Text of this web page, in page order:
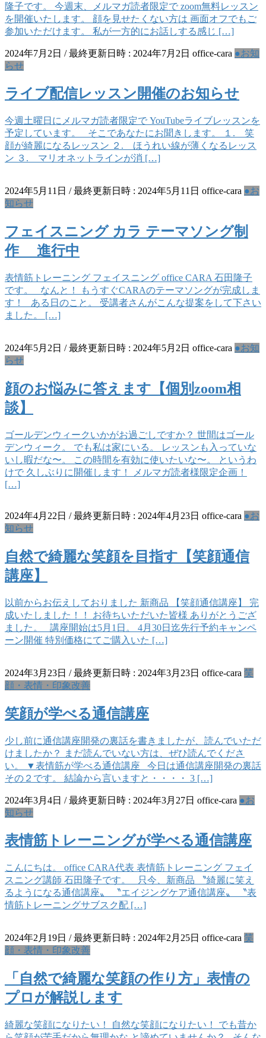
隆子です。 今週末、メルマガ読者限定で zoom無料レッスン
を開催いたします。 顔を見せたくない方は 画面オフでもご
参加いただけます。 私が一方的にお話しする感じ […]
2024年7月2日 / 最終更新日時 : 2024年7月2日 office-cara ●お知
らせ
ライブ配信レッスン開催のお知らせ
今週土曜日にメルマガ読者限定で YouTubeライブレッスンを
予定しています。 そこであなたにお聞きします。 １. 笑
顔が綺麗になるレッスン ２. ほうれい線が薄くなるレッス
ン ３. マリオネットラインが消 […]
2024年5月11日 / 最終更新日時 : 2024年5月11日 office-cara ●お
知らせ
フェイスニング カラ テーマソング制
作 進行中
表情筋トレーニング フェイスニング office CARA 石田隆子
です。 なんと！ もうすぐCARAのテーマソングが完成しま
す！ ある日のこと。 受講者さんがこんな提案をして下さい
ました。 […]
2024年5月2日 / 最終更新日時 : 2024年5月2日 office-cara ●お知
らせ
顔のお悩みに答えます【個別zoom相
談】
ゴールデンウィークいかがお過ごしですか？ 世間はゴール
デンウィーク。 でも私は家にいる。 レッスンも入っていな
いし暇だな〜。 この時間を有効に使いたいな〜。 というわ
けで 久しぶりに開催します！ メルマガ読者様限定企画！
[…]
2024年4月22日 / 最終更新日時 : 2024年4月23日 office-cara ●お
知らせ
自然で綺麗な笑顔を目指す【笑顔通信
講座】
以前からお伝えしておりました 新商品 【笑顔通信講座】 完
成いたしました！！ お待ちいただいた皆様 ありがとうござ
ました。 講座開始は5月1日。 4月30日迄先行予約キャンペ
ーン開催 特別価格にてご購入いた […]
2024年3月23日 / 最終更新日時 : 2024年3月23日 office-cara 笑
顔・表情・印象改善
笑顔が学べる通信講座
少し前に通信講座開発の裏話を書きましたが、読んでいただ
けましたか？ まだ読んでいない方は、ぜひ読んでくださ
い。 ▼表情筋が学べる通信講座 今日は通信講座開発の裏話
その２です。 結論から言いますと・・・・ 3 […]
2024年3月4日 / 最終更新日時 : 2024年3月27日 office-cara ●お
知らせ
表情筋トレーニングが学べる通信講座
こんにちは。 office CARA代表 表情筋トレーニング フェイ
スニング講師 石田隆子です。 只今、新商品 〝綺麗に笑え
るようになる通信講座〟 〝エイジングケア通信講座〟 〝表
情筋トレーニングサブスク配 […]
2024年2月19日 / 最終更新日時 : 2024年2月25日 office-cara 笑
顔・表情・印象改善
「自然で綺麗な笑顔の作り方」表情の
プロが解説します
綺麗な笑顔になりたい！ 自然な笑顔になりたい！ でも昔か